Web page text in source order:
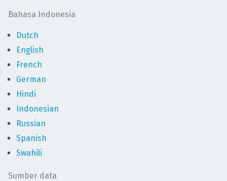
Bahasa Indonesia
Dutch
English
French
German
Hindi
Indonesian
Russian
Spanish
Swahili
Sumber data